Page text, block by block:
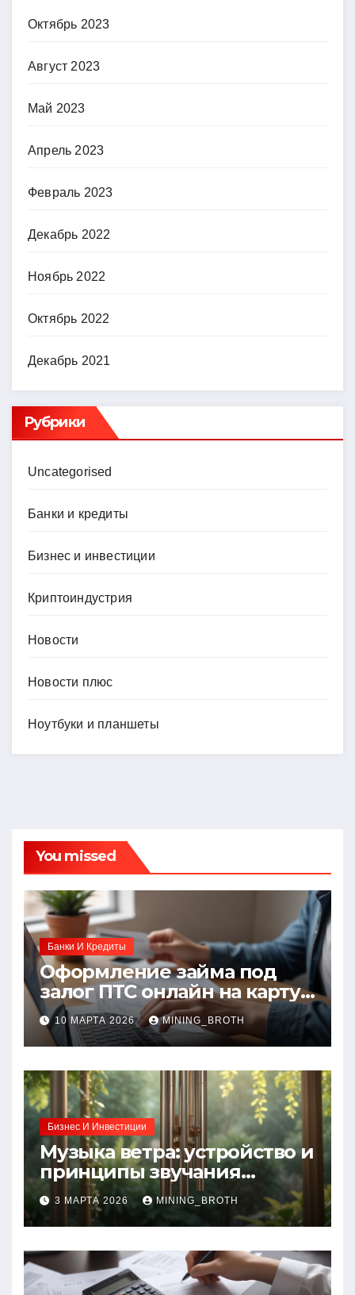
Октябрь 2023
Август 2023
Май 2023
Апрель 2023
Февраль 2023
Декабрь 2022
Ноябрь 2022
Октябрь 2022
Декабрь 2021
Рубрики
Uncategorised
Банки и кредиты
Бизнес и инвестиции
Криптоиндустрия
Новости
Новости плюс
Ноутбуки и планшеты
You missed
Банки И Кредиты
Оформление займа под
залог ПТС онлайн на карту
без визита в офис: порядок,
требования и документы
10 МАРТА 2026 MINING_BROTH
Бизнес И Инвестиции
Музыка ветра: устройство и
принципы звучания
колокольчиков
3 МАРТА 2026 MINING_BROTH